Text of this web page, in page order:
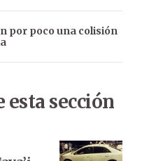
por poco una colisión
esta sección